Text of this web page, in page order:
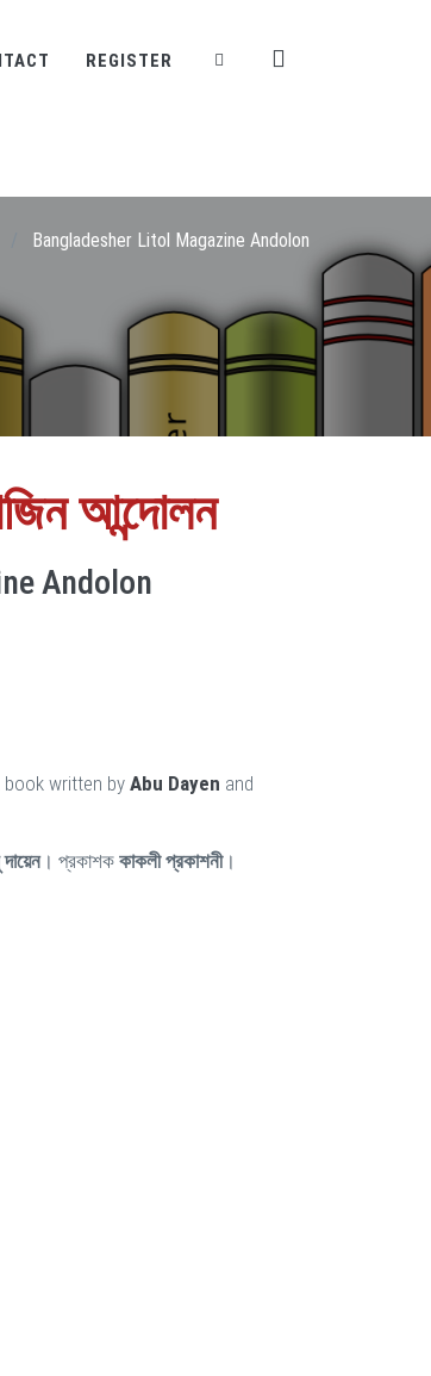
REGISTER
Bangladesher Litol Magazine Andolon
আন্দোলন
Andolon
book written by Abu Dayen and
। প্রকাশক কাকলী প্রকাশনী।